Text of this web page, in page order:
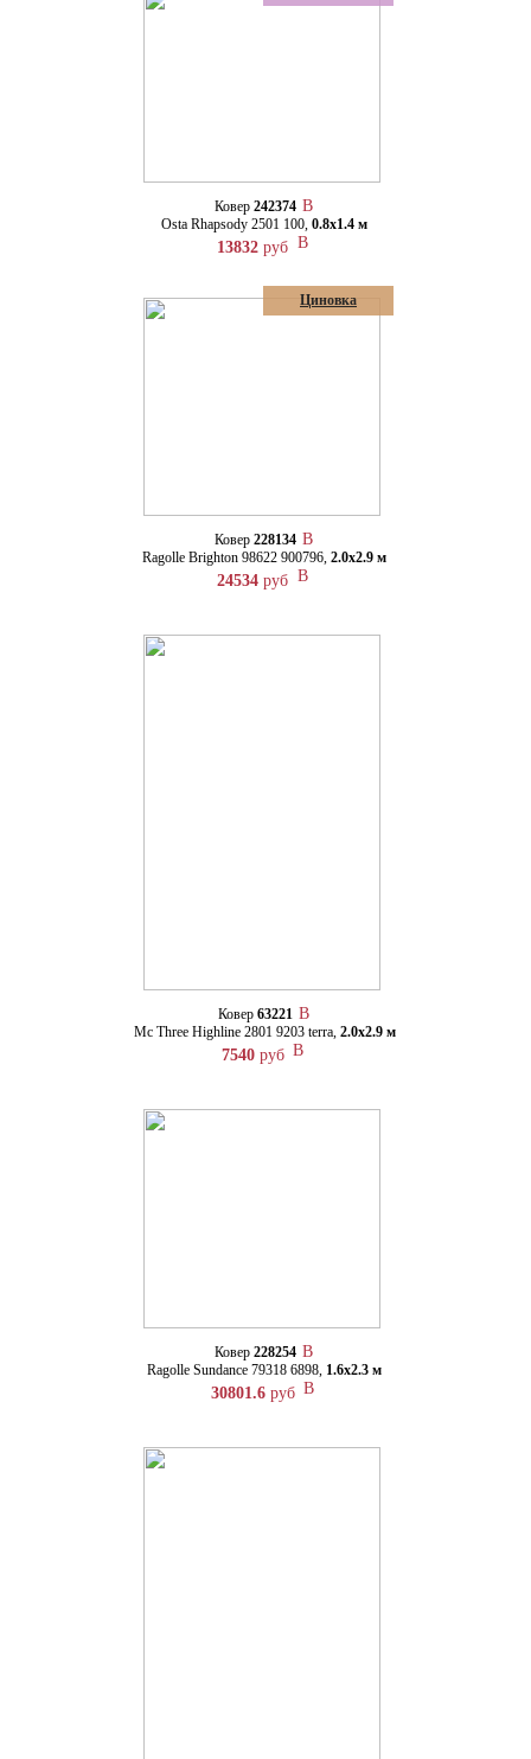
Ковер 242374
Osta Rhapsody 2501 100, 0.8х1.4 м
13832 руб
Циновка
Ковер 228134
Ragolle Brighton 98622 900796, 2.0х2.9 м
24534 руб
Ковер 63221
Mc Three Highline 2801 9203 terra, 2.0х2.9 м
7540руб
Ковер 228254
Ragolle Sundance 79318 6898, 1.6х2.3 м
30801.6руб